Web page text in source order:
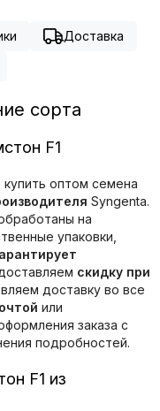
Доставка
сорта
F1
оптом семена
Syngenta.
на
упаковки,
скидку при
доставку во все
или
заказа с
подробностей.
F1 из